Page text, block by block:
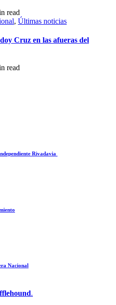
read
, Últimas noticias
Cruz en las afueras del
read
Rivadavia
Nacional
.